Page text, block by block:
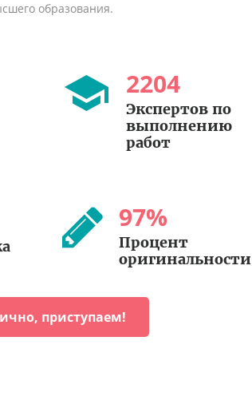
образования.
2204
Экспертов по
выполнению
работ
97%
Процент
оригинальности
приступаем!